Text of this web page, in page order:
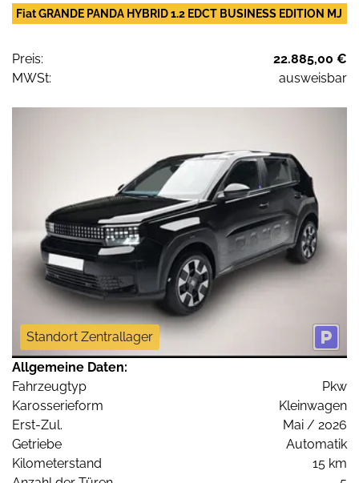
Fiat GRANDE PANDA HYBRID 1.2 EDCT BUSINESS EDITION MJ
Preis:
22.885,00 €
MWSt:
ausweisbar
Standort Zentrallager
Allgemeine Daten:
Fahrzeugtyp
Pkw
Karosserieform
Kleinwagen
Erst-Zul.
Mai / 2026
Getriebe
Automatik
Kilometerstand
15 km